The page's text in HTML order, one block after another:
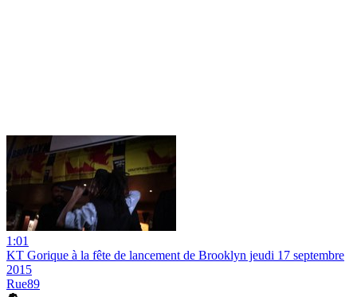
1:01
KT Gorique à la fête de lancement de Brooklyn jeudi 17 septembre
2015
Rue89